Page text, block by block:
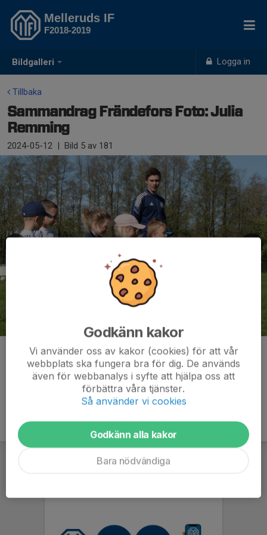
Bildgalleri Logga in
Melleruds IF
F2018-2019
Tillbaka
Sammandrag Frändefors Foto: Julia
Remming
2024-05-12 | Bild 5 av 181
Kommentarer
Godkänn kakor
Vi använder oss av kakor (cookies) för att vår
webbplats ska fungera bra för dig. De används
även för webbanalys i syfte att hjälpa oss att
förbättra våra tjänster.
Så använder vi cookies
Godkänn alla kakor
Bara nödvändiga